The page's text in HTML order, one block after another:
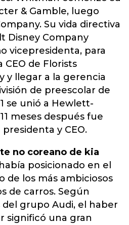
& Gamble, luego
Su vida directiva
Disney Company
vicepresidenta, para
CEO de Florists
y llegar a la gerencia
de preescolar de
se unió a Hewlett-
meses después fue
y CEO.
no coreano de kia
posicionado en el
de los más ambiciosos
de carros. Según
grupo Audi, el haber
significó una gran